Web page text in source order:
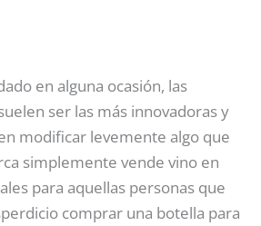
en alguna ocasión, las
ser las más innovadoras y
modificar levemente algo que
simplemente vende vino en
para aquellas personas que
comprar una botella para